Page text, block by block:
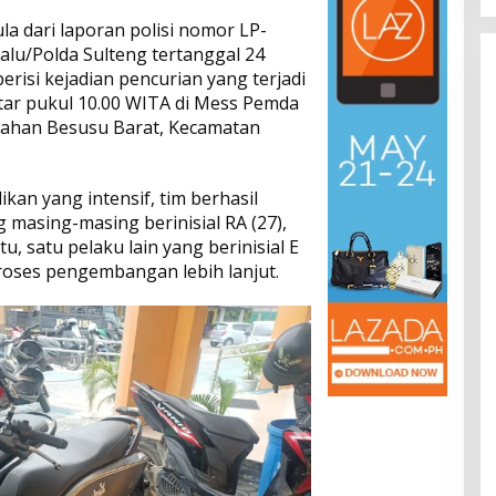
dari laporan polisi nomor LP-
Polda Sulteng tertanggal 24
kejadian pencurian yang terjadi
pukul 10.00 WITA di Mess Pemda
Besusu Barat, Kecamatan
yang intensif, tim berhasil
masing berinisial RA (27),
satu pelaku lain yang berinisial E
pengembangan lebih lanjut.